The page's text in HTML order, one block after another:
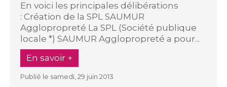
En voici les principales délibérations
: Création de la SPL SAUMUR
Agglopropreté La SPL (Société publique
locale *) SAUMUR Agglopropreté a pour...
En savoir +
Publié le samedi, 29 juin 2013